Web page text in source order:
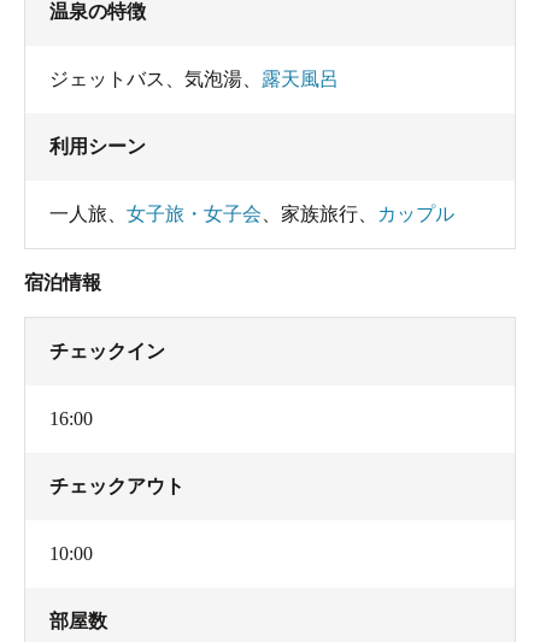
温泉の特徴
ジェットバス 気泡湯 露天風呂
利用シーン
一人旅 女子旅・女子会 家族旅行 カップル
宿泊情報
チェックイン
16:00
チェックアウト
10:00
部屋数